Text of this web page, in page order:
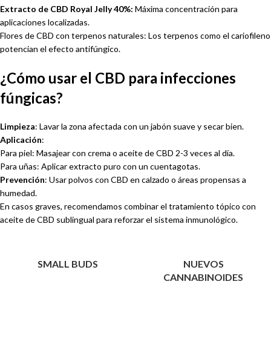
Extracto de CBD Royal Jelly 40%: Máxima concentración para
aplicaciones localizadas.
Flores de CBD con terpenos naturales: Los terpenos como el cariofileno
potencian el efecto antifúngico.
¿Cómo usar el CBD para infecciones
fúngicas?
Limpieza: Lavar la zona afectada con un jabón suave y secar bien.
Aplicación:
Para piel: Masajear con crema o aceite de CBD 2-3 veces al día.
Para uñas: Aplicar extracto puro con un cuentagotas.
Prevención: Usar polvos con CBD en calzado o áreas propensas a
humedad.
En casos graves, recomendamos combinar el tratamiento tópico con
aceite de CBD sublingual para reforzar el sistema inmunológico.
SMALL BUDS
NUEVOS
CANNABINOIDES